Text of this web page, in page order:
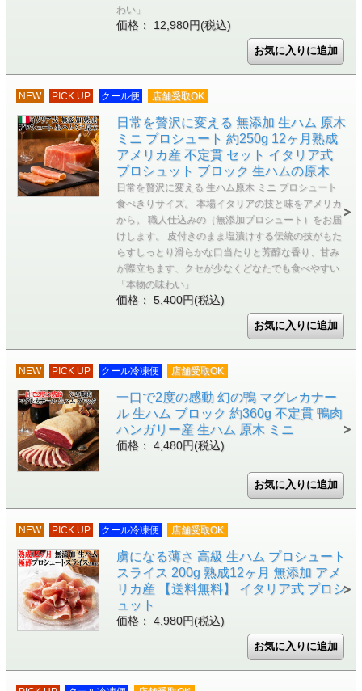
わい」
価格： 12,980円(税込)
NEW PICK UP クール便 店舗受取OK
日常を贅沢に変える 無添加 生ハム 原木
ミニ プロシュート 約250g 12ヶ月熟成
アメリカ産 不定貫 セット イタリア式
プロシュット ブロック 生ハムの原木
日常を贅沢に変える 生ハム原木 ミニ プロシュート
食べきりサイズ。 本場イタリアの技と味をアメリカ
から。 職人仕込みの（無添加プロシュート）をお届
けします。 皮付きのまま塩漬けする伝統の技がもた
らすしっとり滑らかな口当たりと芳醇な香り、甘み
が際立ちます、クセが少なくどなたでも食べやすい
「本物の味わい」
価格： 5,400円(税込)
NEW PICK UP クール冷凍便 店舗受取OK
一口で2度の感動 幻の鴨 マグレカナー
ル 生ハム ブロック 約360g 不定貫 鴨肉
ハンガリー産 生ハム 原木 ミニ
価格： 4,480円(税込)
NEW PICK UP クール冷凍便 店舗受取OK
虜になる薄さ 高級 生ハム プロシュート
スライス 200g 熟成12ヶ月 無添加 アメ
リカ産 【送料無料】 イタリア式 プロシ
ュット
価格： 4,980円(税込)